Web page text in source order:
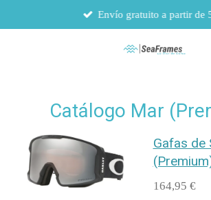
Envío gratuito a partir de
Catálogo Mar
Gafas de
164,95 €